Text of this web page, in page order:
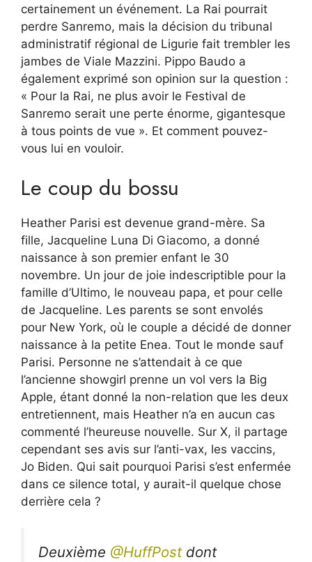
certainement un événement. La Rai pourrait
perdre Sanremo, mais la décision du tribunal
administratif régional de Ligurie fait trembler les
jambes de Viale Mazzini. Pippo Baudo a
également exprimé son opinion sur la question :
« Pour la Rai, ne plus avoir le Festival de
Sanremo serait une perte énorme, gigantesque
à tous points de vue ». Et comment pouvez-
vous lui en vouloir.
Le coup du bossu
Heather Parisi est devenue grand-mère. Sa
fille, Jacqueline Luna Di Giacomo, a donné
naissance à son premier enfant le 30
novembre. Un jour de joie indescriptible pour la
famille d’Ultimo, le nouveau papa, et pour celle
de Jacqueline. Les parents se sont envolés
pour New York, où le couple a décidé de donner
naissance à la petite Enea. Tout le monde sauf
Parisi. Personne ne s’attendait à ce que
l’ancienne showgirl prenne un vol vers la Big
Apple, étant donné la non-relation que les deux
entretiennent, mais Heather n’a en aucun cas
commenté l’heureuse nouvelle. Sur X, il partage
cependant ses avis sur l’anti-vax, les vaccins,
Jo Biden. Qui sait pourquoi Parisi s’est enfermée
dans ce silence total, y aurait-il quelque chose
derrière cela ?
Deuxième @HuffPostdont